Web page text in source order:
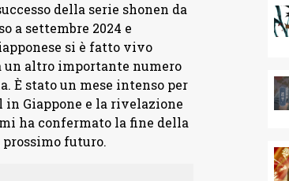
della serie shonen da
a settembre 2024 e
si è fatto vivo
altro importante numero
È stato un mese intenso per
in Giappone e la rivelazione
ha confermato la fine della
futuro.